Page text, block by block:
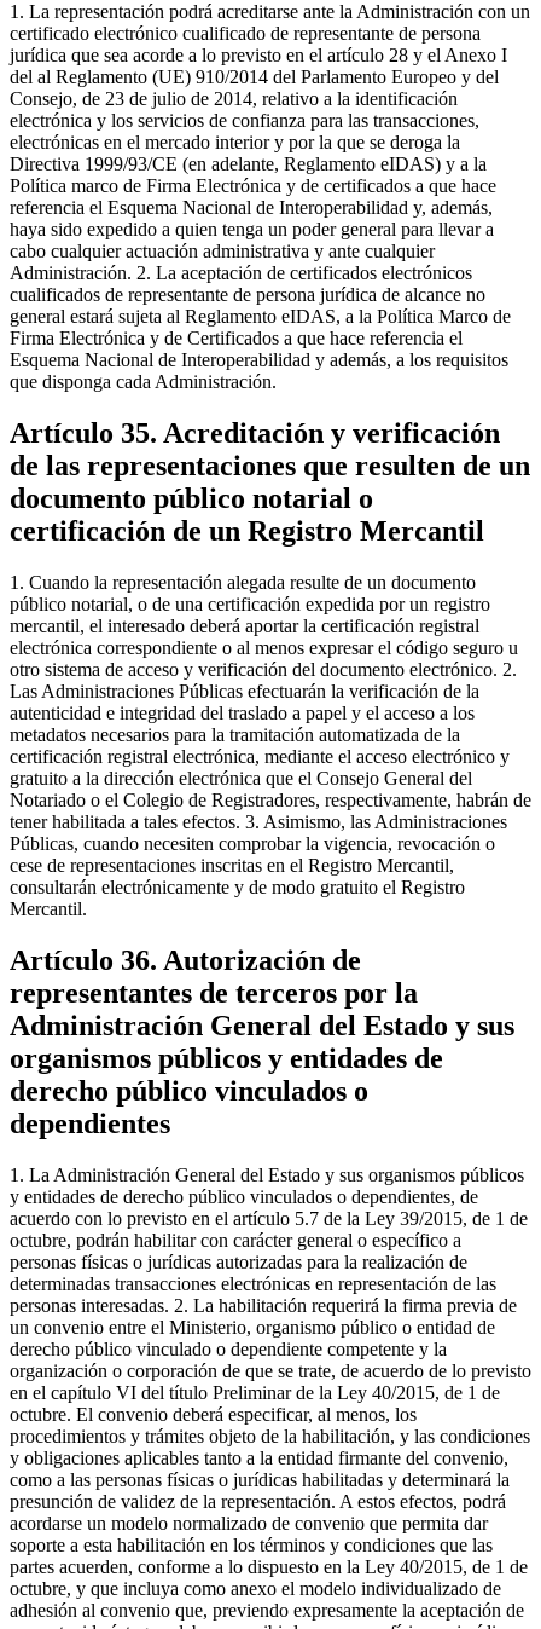
1. La representación podrá acreditarse ante la Administración con un
certificado electrónico cualificado de representante de persona
jurídica que sea acorde a lo previsto en el artículo 28 y el Anexo I
del al Reglamento (UE) 910/2014 del Parlamento Europeo y del
Consejo, de 23 de julio de 2014, relativo a la identificación
electrónica y los servicios de confianza para las transacciones,
electrónicas en el mercado interior y por la que se deroga la
Directiva 1999/93/CE (en adelante, Reglamento eIDAS) y a la
Política marco de Firma Electrónica y de certificados a que hace
referencia el Esquema Nacional de Interoperabilidad y, además,
haya sido expedido a quien tenga un poder general para llevar a
cabo cualquier actuación administrativa y ante cualquier
Administración. 2. La aceptación de certificados electrónicos
cualificados de representante de persona jurídica de alcance no
general estará sujeta al Reglamento eIDAS, a la Política Marco de
Firma Electrónica y de Certificados a que hace referencia el
Esquema Nacional de Interoperabilidad y además, a los requisitos
que disponga cada Administración.
Artículo 35. Acreditación y verificación
de las representaciones que resulten de un
documento público notarial o
certificación de un Registro Mercantil
1. Cuando la representación alegada resulte de un documento
público notarial, o de una certificación expedida por un registro
mercantil, el interesado deberá aportar la certificación registral
electrónica correspondiente o al menos expresar el código seguro u
otro sistema de acceso y verificación del documento electrónico. 2.
Las Administraciones Públicas efectuarán la verificación de la
autenticidad e integridad del traslado a papel y el acceso a los
metadatos necesarios para la tramitación automatizada de la
certificación registral electrónica, mediante el acceso electrónico y
gratuito a la dirección electrónica que el Consejo General del
Notariado o el Colegio de Registradores, respectivamente, habrán de
tener habilitada a tales efectos. 3. Asimismo, las Administraciones
Públicas, cuando necesiten comprobar la vigencia, revocación o
cese de representaciones inscritas en el Registro Mercantil,
consultarán electrónicamente y de modo gratuito el Registro
Mercantil.
Artículo 36. Autorización de
representantes de terceros por la
Administración General del Estado y sus
organismos públicos y entidades de
derecho público vinculados o
dependientes
1. La Administración General del Estado y sus organismos públicos
y entidades de derecho público vinculados o dependientes, de
acuerdo con lo previsto en el artículo 5.7 de la Ley 39/2015, de 1 de
octubre, podrán habilitar con carácter general o específico a
personas físicas o jurídicas autorizadas para la realización de
determinadas transacciones electrónicas en representación de las
personas interesadas. 2. La habilitación requerirá la firma previa de
un convenio entre el Ministerio, organismo público o entidad de
derecho público vinculado o dependiente competente y la
organización o corporación de que se trate, de acuerdo de lo previsto
en el capítulo VI del título Preliminar de la Ley 40/2015, de 1 de
octubre. El convenio deberá especificar, al menos, los
procedimientos y trámites objeto de la habilitación, y las condiciones
y obligaciones aplicables tanto a la entidad firmante del convenio,
como a las personas físicas o jurídicas habilitadas y determinará la
presunción de validez de la representación. A estos efectos, podrá
acordarse un modelo normalizado de convenio que permita dar
soporte a esta habilitación en los términos y condiciones que las
partes acuerden, conforme a lo dispuesto en la Ley 40/2015, de 1 de
octubre, y que incluya como anexo el modelo individualizado de
adhesión al convenio que, previendo expresamente la aceptación de